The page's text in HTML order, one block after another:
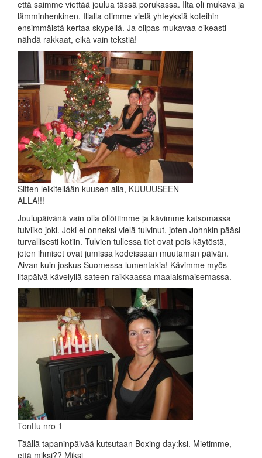
että saimme viettää joulua tässä porukassa. Ilta oli mukava ja
lämminhenkinen. Illalla otimme vielä yhteyksiä koteihin
ensimmäistä kertaa skypellä. Ja olipas mukavaa oikeasti
nähdä rakkaat, eikä vain tekstiä!
Sitten leikitellään kuusen alla, KUUUUSEEN
ALLA!!!
Joulupäivänä vain olla öllöttimme ja kävimme katsomassa
tulviiko joki. Joki ei onneksi vielä tulvinut, joten Johnkin pääsi
turvallisesti kotiin. Tulvien tullessa tiet ovat pois käytöstä,
joten ihmiset ovat jumissa kodeissaan muutaman päivän.
Aivan kuin joskus Suomessa lumentakia! Kävimme myös
iltapäivä kävelyllä sateen raikkaassa maalaismaisemassa.
Tonttu nro 1
Täällä tapaninpäivää kutsutaan Boxing day:ksi. Mietimme,
että miksi?? Miksi